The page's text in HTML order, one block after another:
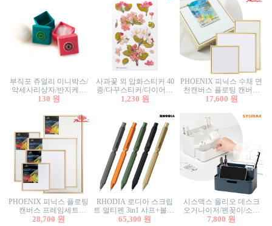
부직포 쥬얼리 미니박스/
악세사리상자/반지케이
스/반지상자/귀걸이상자/
130 원
사과꽃 외 압화스티커 40
종/다꾸스티커/다이어리
꾸미기/꽃스티커/자연물
1,230 원
PHOENIX 피닉스 수채 면
천캔버스 플로팅 캔버스
프레임세트 30x30cm/액자
17,600 원
PHOENIX 피닉스 플로팅
캔버스 프레임세트
50x50cm/액자캔버스/인테
28,700 원
RHODIA 로디아 스크립
트 멀티펜 3in1 샤프+볼펜/
무광택 알루미늄 육각배
65,300 원
시스맥스 올리오 데스크
오거나이저/펜꽂이/소품
꽂이/소품함/정리함/수납
7,800 원